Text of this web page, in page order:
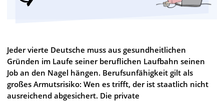
Jeder vierte Deutsche muss aus gesundheitlichen
Gründen im Laufe seiner beruflichen Laufbahn seinen
Job an den Nagel hängen. Berufsunfähigkeit gilt als
großes Armutsrisiko: Wen es trifft, der ist staatlich nicht
ausreichend abgesichert. Die private